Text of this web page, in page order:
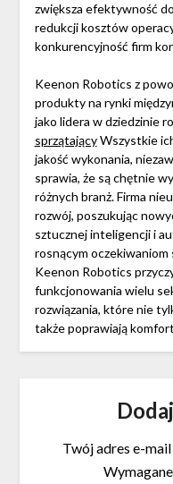
zwiększa efektywność
redukcji kosztów
konkurencyjność firm
Keenon Robotics z
produkty na rynki
jako lidera w dziedzinie
sprzątającyWszystkie
jakość wykonania,
sprawia, że są chętnie
różnych branż. Firma
rozwój, poszukując
sztucznej inteligencji i
rosnącym
Keenon Robotics
funkcjonowania wielu
rozwiązania, które nie
także poprawiają
Twój adres e-